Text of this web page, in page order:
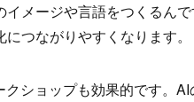
メージや言語をつくるん
つながりやすくなります。
ショップも効果的です。AI